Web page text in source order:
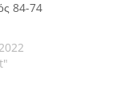
84-74